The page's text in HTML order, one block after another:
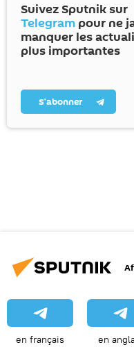
Suivez Sputnik sur
Telegram pour ne
manquer les
plus importantes
S’abonner
en français en